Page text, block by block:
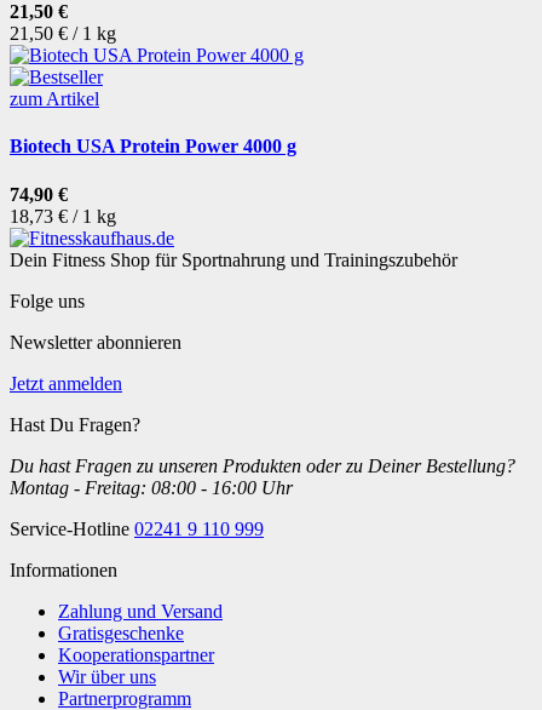
21,50 €
21,50 € / 1 kg
zum Artikel
Biotech USA Protein Power 4000 g
74,90 €
18,73 € / 1 kg
Dein Fitness Shop für Sportnahrung und Trainingszubehör
Folge uns
Newsletter abonnieren
Jetzt anmelden
Hast Du Fragen?
Du hast Fragen zu unseren Produkten oder zu Deiner Bestellung?
Montag - Freitag: 08:00 - 16:00 Uhr
Service-Hotline 02241 9 110 999
Informationen
Zahlung und Versand
Gratisgeschenke
Kooperationspartner
Wir über uns
Partnerprogramm